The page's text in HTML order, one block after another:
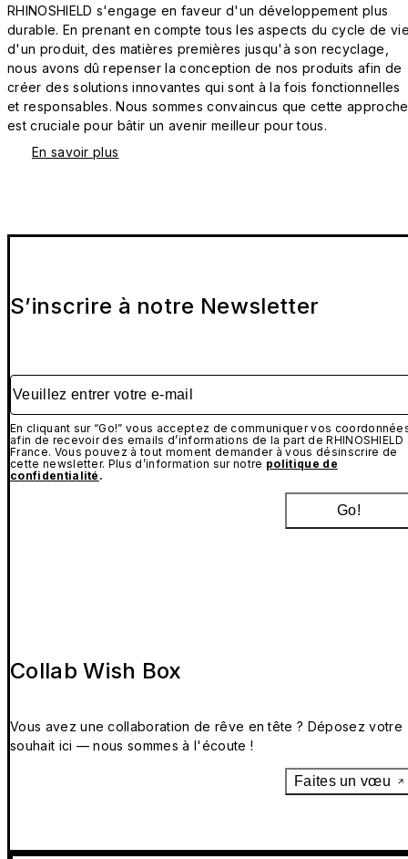
RHINOSHIELD s'engage en faveur d'un développement plus
durable. En prenant en compte tous les aspects du cycle de
d'un produit, des matières premières jusqu'à son recyclage,
nous avons dû repenser la conception de nos produits afin de
créer des solutions innovantes qui sont à la fois fonctionnelles
et responsables. Nous sommes convaincus que cette approche
est cruciale pour bâtir un avenir meilleur pour tous.
En savoir plus
S’inscrire à notre Newsletter
Veuillez entrer votre e-mail
En cliquant sur “Go!” vous acceptez de communiquer vos
afin de recevoir des emails d’informations de la part de RHINOSHIELD
France. Vous pouvez à tout moment demander à vous désinscrire de
cette newsletter. Plus d’information sur notre politique de
confidentialité .
Go!
Collab Wish Box
Vous avez une collaboration de rêve en tête ? Déposez votre
souhait ici — nous sommes à l'écoute !
Faites un vœu